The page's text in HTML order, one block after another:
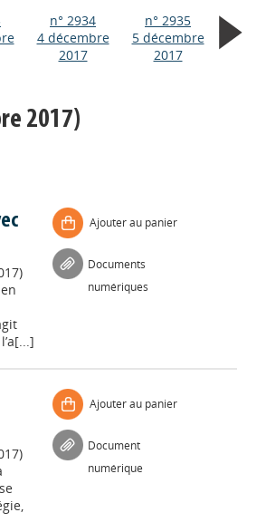
n° 2934
4 décembre
2017
n° 2935
5 décembre
2017
2017)
Ajouter au panier
Documents
numériques
Ajouter au panier
Document
numérique